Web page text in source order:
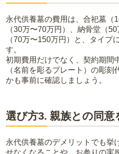
永代供養墓の費用は、合祀墓（
（30万〜70万円）、納骨堂（
（70万〜150万円）と、タイプ
す。
初期費用だけでなく、契約期間
（名前を彫るプレート）の彫刻
かも事前に確認しましょう。
選び方3. 親族との同意
永代供養墓のデメリットでも挙
せなくなることや、お参りの実